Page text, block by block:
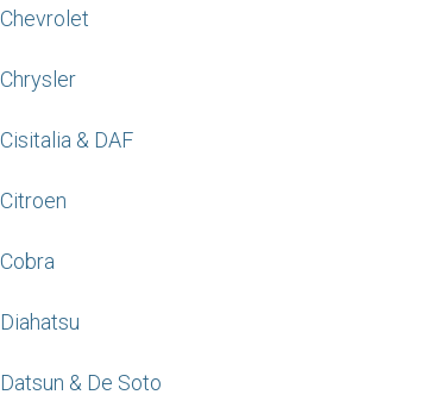
Chevrolet
Chrysler
Cisitalia & DAF
Citroen
Cobra
Diahatsu
Datsun & De Soto